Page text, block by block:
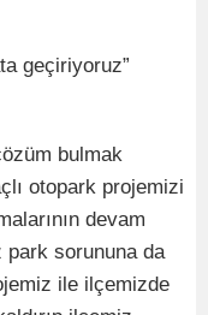
geçiriyoruz”
bulmak
otopark projemizi
devam
sorununa da
ile ilçemizde